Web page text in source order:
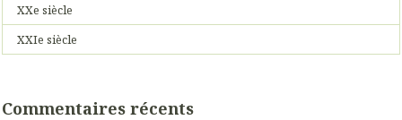
XXe siècle
XXIe siècle
Commentaires récents